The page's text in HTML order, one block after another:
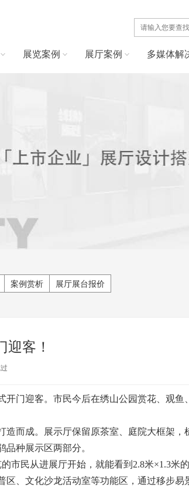
展览案例 展厅案例 多媒体解
案例赏析 展厅展台报价
客！
门迎客。市民今后在绣山公园赏花、观鱼
而成。展示厅保留原茶室、庭院大框架，
种展示区两部分。
民从进展厅开始，就能看到2.8米×1.3米
、文化沙龙活动室等功能区，通过移步易